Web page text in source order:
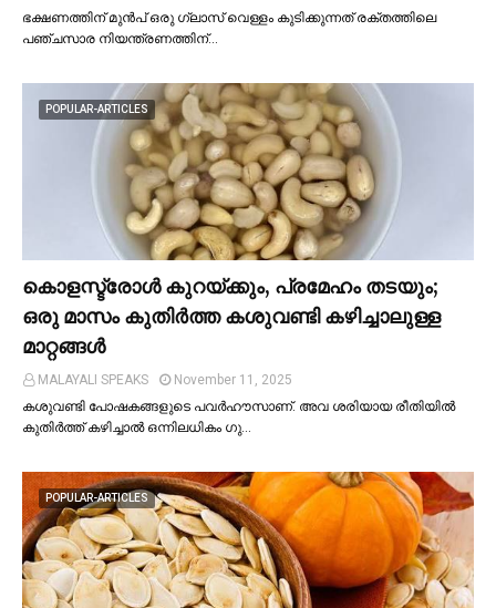
ഭക്ഷണത്തിന് മുന്‍പ് ഒരു ഗ്ലാസ് വെള്ളം കുടിക്കുന്നത് രക്തത്തിലെ
പഞ്ചസാര നിയന്ത്രണത്തിന്…
POPULAR-ARTICLES
കൊളസ്ട്രോള്‍ കുറയ്ക്കും, പ്രമേഹം തടയും;
ഒരു മാസം കുതിര്‍ത്ത കശുവണ്ടി കഴിച്ചാലുള്ള
മാറ്റങ്ങള്‍
MALAYALI SPEAKS
November 11, 2025
കശുവണ്ടി പോഷകങ്ങളുടെ പവർഹൗസാണ്. അവ ശരിയായ രീതിയില്‍
കുതിർത്ത് കഴിച്ചാല്‍ ഒന്നിലധികം ഗു…
POPULAR-ARTICLES